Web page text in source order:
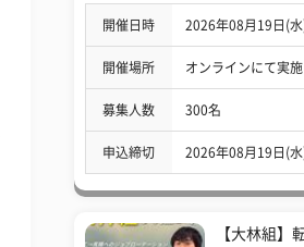
開催日時 2026年08月19日(
開催場所 オンラインにて実施
募集人数 300名
申込締切 2026年08月19日(
【大林組】